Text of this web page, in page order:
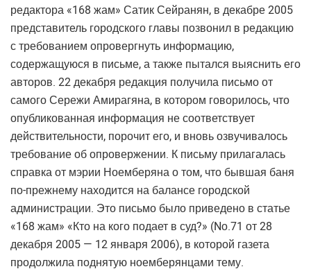
редактора «168 жам» Сатик Сейранян, в декабре 2005
представитель городского главы позвонил в редакцию
с требованием опровергнуть информацию,
содержащуюся в письме, а также пытался выяснить его
авторов. 22 декабря редакция получила письмо от
самого Сережи Амирагяна, в котором говорилось, что
опубликованная информация не соответствует
действительности, порочит его, и вновь озвучивалось
требование об опровержении. К письму прилагалась
справка от мэрии Ноемберяна о том, что бывшая баня
по-прежнему находится на балансе городской
администрации. Это письмо было приведено в статье
«168 жам» «Кто на кого подает в суд?» (Nо.71 от 28
декабря 2005 — 12 января 2006), в которой газета
продолжила поднятую ноемберянцами тему.